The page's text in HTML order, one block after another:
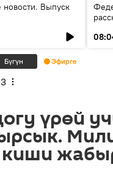
Выпуск
Бүгүн Эфирге
үрөй
киши